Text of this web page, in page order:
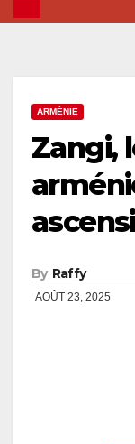
ARMÉNIE
Zangi,
By Raffy
AOÛT 23, 2025